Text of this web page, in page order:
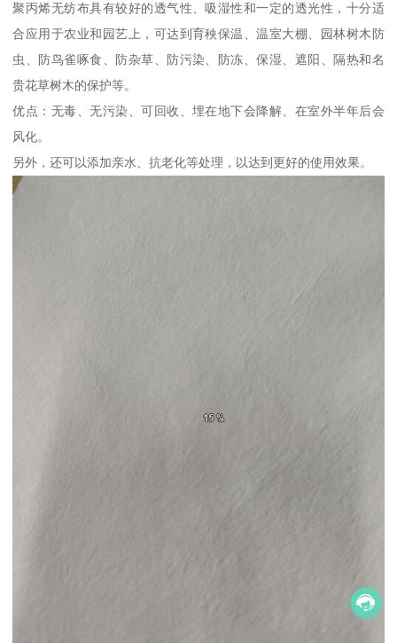
聚丙烯无纺布具有较好的透气性、吸湿性和一定的透光性，十分适
合应用于农业和园艺上，可达到育秧保温、温室大棚、园林树木防
虫、防鸟雀啄食、防杂草、防污染、防冻、保湿、遮阳、隔热和名
贵花草树木的保护等。
优点：无毒、无污染、可回收、埋在地下会降解、在室外半年后会
风化。
另外，还可以添加亲水、抗老化等处理，以达到更好的使用效果。